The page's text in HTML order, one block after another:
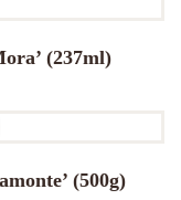
(237ml)
(500g)